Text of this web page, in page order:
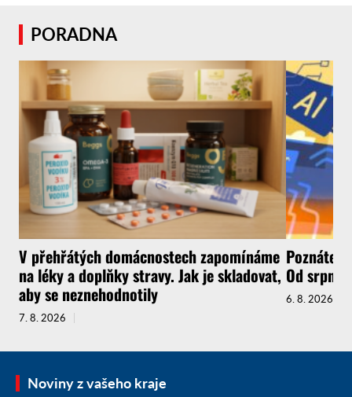
PORADNA
V přehřátých domácnostech zapomínáme
na léky a doplňky stravy. Jak je skladovat,
aby se neznehodnotily
7. 8. 2026
Poznáte,
Od srpna
6. 8. 2026
Noviny z vašeho kraje